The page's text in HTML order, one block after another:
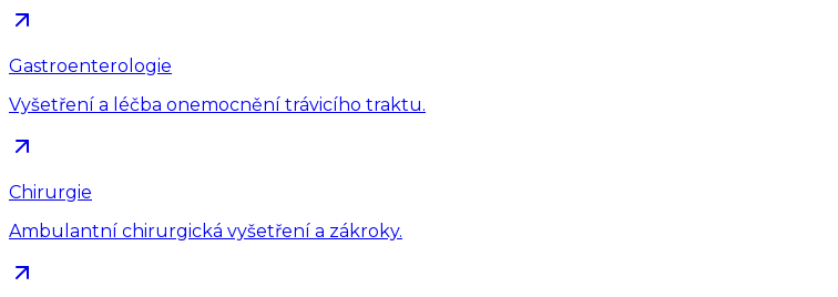
Gastroenterologie
Vyšetření a léčba onemocnění trávicího traktu.
Chirurgie
Ambulantní chirurgická vyšetření a zákroky.